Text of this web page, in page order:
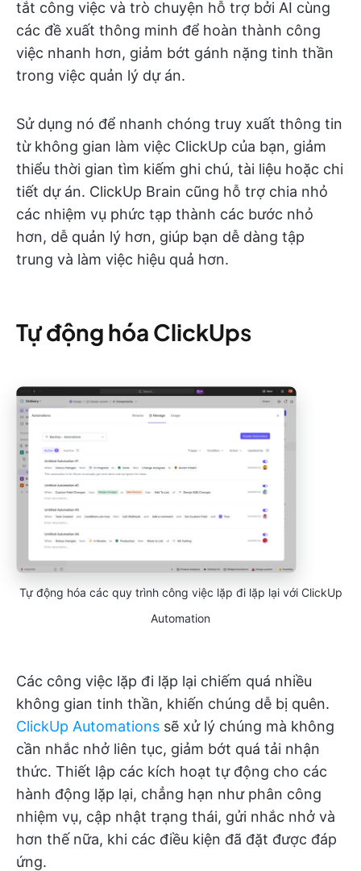
tắt công việc và trò chuyện hỗ trợ bởi AI cùng
các đề xuất thông minh để hoàn thành công
việc nhanh hơn, giảm bớt gánh nặng tinh thần
trong việc quản lý dự án.
Sử dụng nó để nhanh chóng truy xuất thông tin
từ không gian làm việc ClickUp của bạn, giảm
thiểu thời gian tìm kiếm ghi chú, tài liệu hoặc chi
tiết dự án. ClickUp Brain cũng hỗ trợ chia nhỏ
các nhiệm vụ phức tạp thành các bước nhỏ
hơn, dễ quản lý hơn, giúp bạn dễ dàng tập
trung và làm việc hiệu quả hơn.
Tự động hóa ClickUps
Tự động hóa các quy trình công việc lặp đi lặp lại với ClickUp
Automation
Các công việc lặp đi lặp lại chiếm quá nhiều
không gian tinh thần, khiến chúng dễ bị quên.
ClickUp Automations sẽ xử lý chúng mà không
cần nhắc nhở liên tục, giảm bớt quá tải nhận
thức. Thiết lập các kích hoạt tự động cho các
hành động lặp lại, chẳng hạn như phân công
nhiệm vụ, cập nhật trạng thái, gửi nhắc nhở và
hơn thế nữa, khi các điều kiện đã đặt được đáp
ứng.